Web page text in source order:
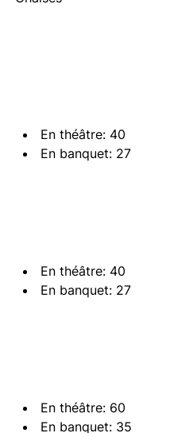
En théâtre: 40
En banquet: 27
En théâtre: 40
En banquet: 27
En théâtre: 60
En banquet: 35